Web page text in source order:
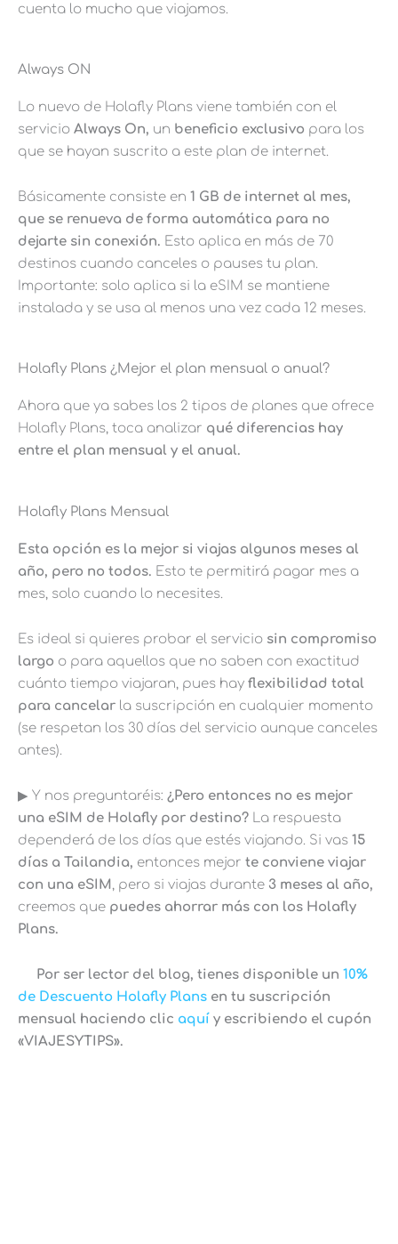
cuenta lo mucho que viajamos.
Always ON
Lo nuevo de Holafly Plans viene también con el
servicio Always On, un beneficio exclusivo para los
que se hayan suscrito a este plan de internet.
Básicamente consiste en 1 GB de internet al mes,
que se renueva de forma automática para no
dejarte sin conexión. Esto aplica en más de 70
destinos cuando canceles o pauses tu plan.
Importante: solo aplica si la eSIM se mantiene
instalada y se usa al menos una vez cada 12 meses.
Holafly Plans ¿Mejor el plan mensual o anual?
Ahora que ya sabes los 2 tipos de planes que ofrece
Holafly Plans, toca analizar qué diferencias hay
entre el plan mensual y el anual.
Holafly Plans Mensual
Esta opción es la mejor si viajas algunos meses al
año, pero no todos. Esto te permitirá pagar mes a
mes, solo cuando lo necesites.
Es ideal si quieres probar el servicio sin compromiso
largo o para aquellos que no saben con exactitud
cuánto tiempo viajaran, pues hay flexibilidad total
para cancelar la suscripción en cualquier momento
(se respetan los 30 días del servicio aunque canceles
antes).
▶︎ Y nos preguntaréis: ¿Pero entonces no es mejor
una eSIM de Holafly por destino? La respuesta
dependerá de los días que estés viajando. Si vas 15
días a Tailandia, entonces mejor te conviene viajar
con una eSIM , pero si viajas durante 3 meses al año,
creemos que puedes ahorrar más con los Holafly
Plans.
Por ser lector del blog, tienes disponible un10%
de Descuento Holafly Plans en tu suscripción
mensual haciendo clic aquí y escribiendo el cupón
«VIAJESYTIPS».